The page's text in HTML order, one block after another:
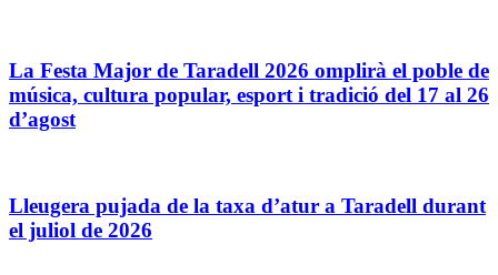
La Festa Major de Taradell 2026 omplirà el poble de
música, cultura popular, esport i tradició del 17 al 26
d’agost
Lleugera pujada de la taxa d’atur a Taradell durant
el juliol de 2026